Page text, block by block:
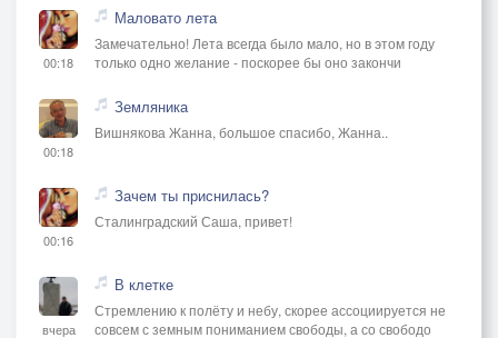
00:18
Маловато лета
Замечательно! Лета всегда было мало, но в этом году
только одно желание - поскорее бы оно закончи
00:18
Земляника
Вишнякова Жанна, большое спасибо, Жанна..
00:16
Зачем ты приснилась?
Сталинградский Саша, привет!
вчера
В клетке
Стремлению к полёту и небу, скорее ассоциируется не
совсем с земным пониманием свободы, а со свободо